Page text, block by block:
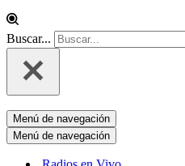
Buscar...
Menú de navegación
Menú de navegación